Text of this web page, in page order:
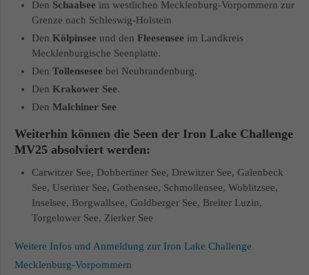
Den Schaalsee im westlichen Mecklenburg-Vorpommern zur
Grenze nach Schleswig-Holstein
Den Kölpinsee und den Fleesensee im Landkreis
Mecklenburgische Seenplatte.
Den Tollensesee bei Neubrandenburg.
Den Krakower See.
Den Malchiner See
Weiterhin können die Seen der Iron Lake Challenge
MV25 absolviert werden:
Carwitzer See, Dobbertiner See, Drewitzer See, Galenbeck
See, Useriner See, Gothensee, Schmollensee, Woblitzsee,
Inselsee, Borgwallsee, Goldberger See, Breiter Luzin,
Torgelower See, Zierker See
Weitere Infos und Anmeldung zur Iron Lake Challenge
Mecklenburg-Vorpommern